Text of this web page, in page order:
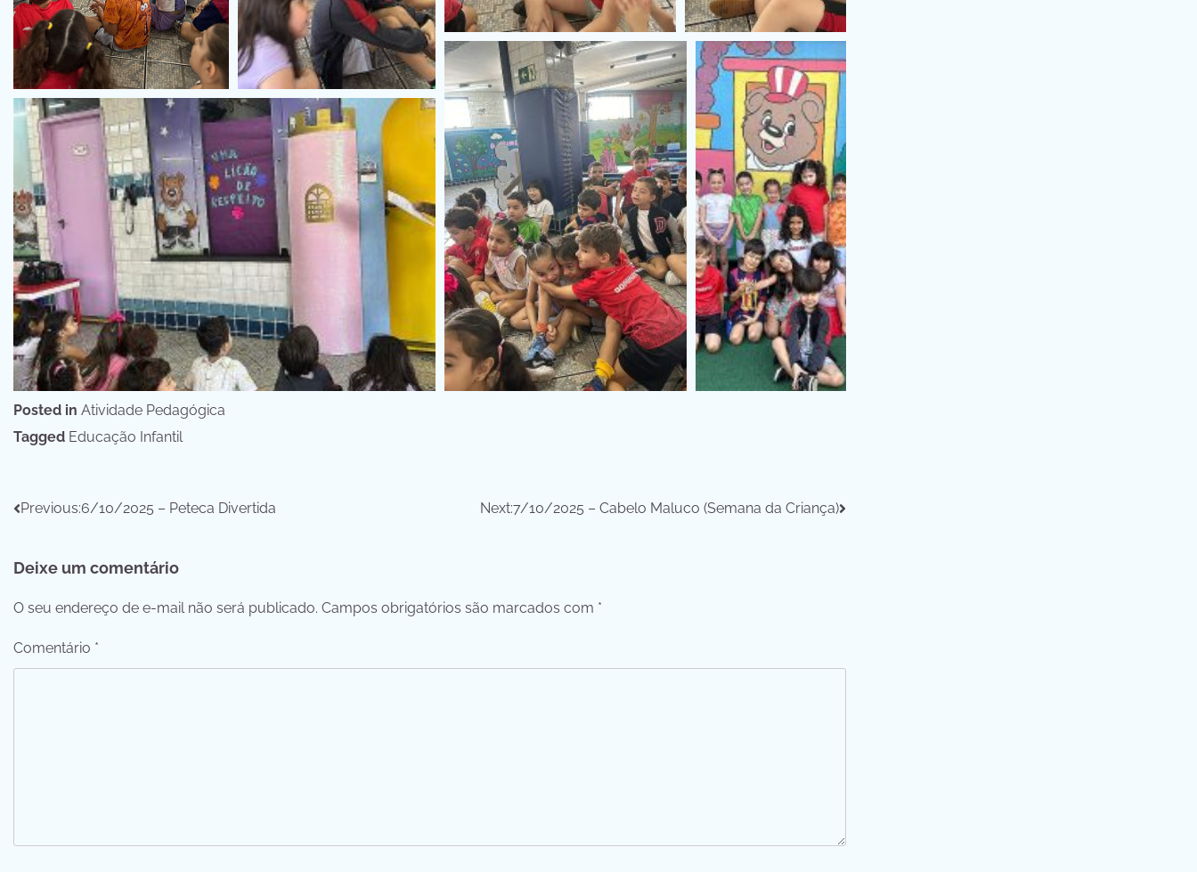
Posted in Atividade Pedagógica
Tagged Educação Infantil
Navegação
Post
Previous:6/10/2025 – Peteca Divertida Next:7/10/2025 – Cabelo Maluco (Semana da Criança)
Deixe um comentário
O seu endereço de e-mail não será publicado. Campos obrigatórios são marcados com *
Comentário *